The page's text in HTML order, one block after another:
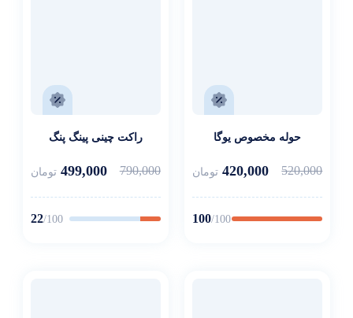
حوله مخصوص یوگا
520,000
420,000 تومان
100/100
راکت چینی پینگ پنگ
790,000
499,000 تومان
22/100